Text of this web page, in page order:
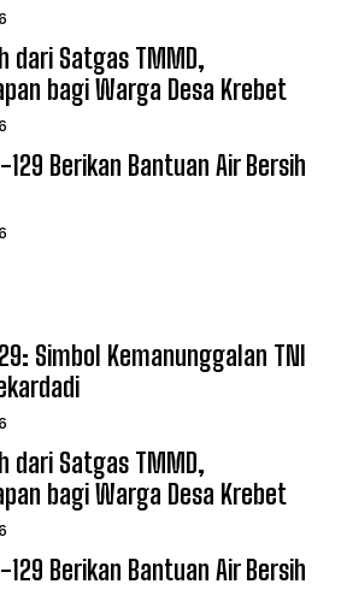
dari Satgas TMMD,
bagi Warga Desa Krebet
Berikan Bantuan Air Bersih
Simbol Kemanunggalan TNI
dari Satgas TMMD,
bagi Warga Desa Krebet
Berikan Bantuan Air Bersih